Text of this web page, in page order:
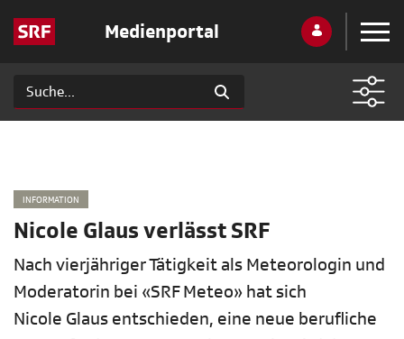
Medienportal
INFORMATION
Nicole Glaus verlässt SRF
Nach vierjähriger Tätigkeit als Meteorologin und
Moderatorin bei «SRF Meteo» hat sich
Nicole Glaus entschieden, eine neue berufliche